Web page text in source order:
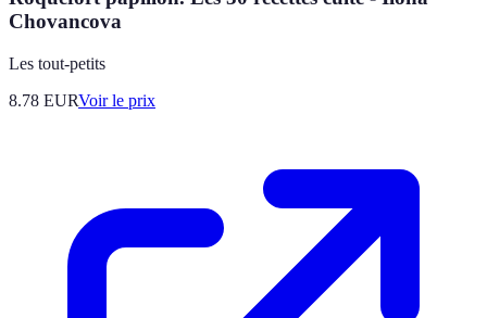
Chovancova
Les tout-petits
8.78 EURVoir le prix